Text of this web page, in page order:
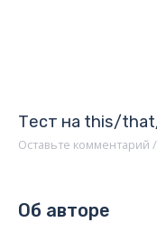
Тест на this/
Оставьте комментарий /
Об авторе